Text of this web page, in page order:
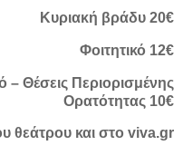
Κυριακή βράδυ 20€
Φοιτητικό 12€
– Θέσεις Περιορισμένης
Ορατότητας 10€
θεάτρου και στο viva.gr